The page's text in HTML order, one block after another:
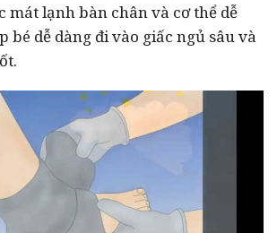
mát lạnh bàn chân và cơ thể dễ
bé dễ dàng đi vào giấc ngủ sâu và